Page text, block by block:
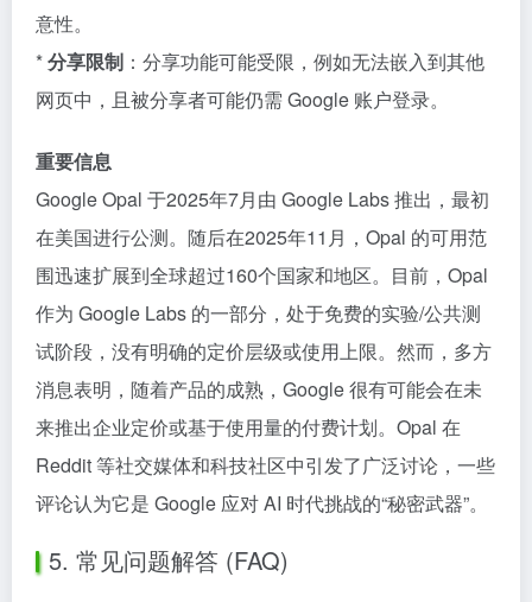
意性。
*分享限制 ：分享功能可能受限，例如无法嵌入到其他
网页中，且被分享者可能仍需 Google 账户登录。
重要信息
Google Opal 于2025年7月由 Google Labs 推出，最初
在美国进行公测。随后在2025年11月，Opal 的可用范
围迅速扩展到全球超过160个国家和地区。目前，Opal
作为 Google Labs 的一部分，处于免费的实验/公共测
试阶段，没有明确的定价层级或使用上限。然而，多方
消息表明，随着产品的成熟，Google 很有可能会在未
来推出企业定价或基于使用量的付费计划。Opal 在
Reddit 等社交媒体和科技社区中引发了广泛讨论，一些
评论认为它是 Google 应对 AI 时代挑战的“秘密武器”。
5. 常见问题解答 (FAQ)